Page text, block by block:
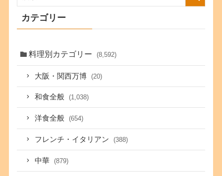
カテゴリー
料理別カテゴリー (8,592)
大阪・関西万博 (20)
和食全般 (1,038)
洋食全般 (654)
フレンチ・イタリアン (388)
中華 (879)